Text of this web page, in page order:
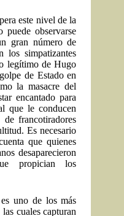
este nivel de la
puede observarse
gran número de
los simpatizantes
legítimo de Hugo
de Estado en
la masacre del
encantado para
que le conducen
francotiradores
Es necesario
que quienes
desaparecieron
propician los
uno de los más
cuales capturan